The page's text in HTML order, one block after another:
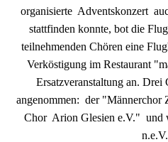
organisierte Adventskonzert
stattfinden konnte, bot die
teilnehmenden Chören eine
Verköstigung im Restaurant
Ersatzveranstaltung an. Drei
angenommen: der
Chor Arion Glesien e.V." und